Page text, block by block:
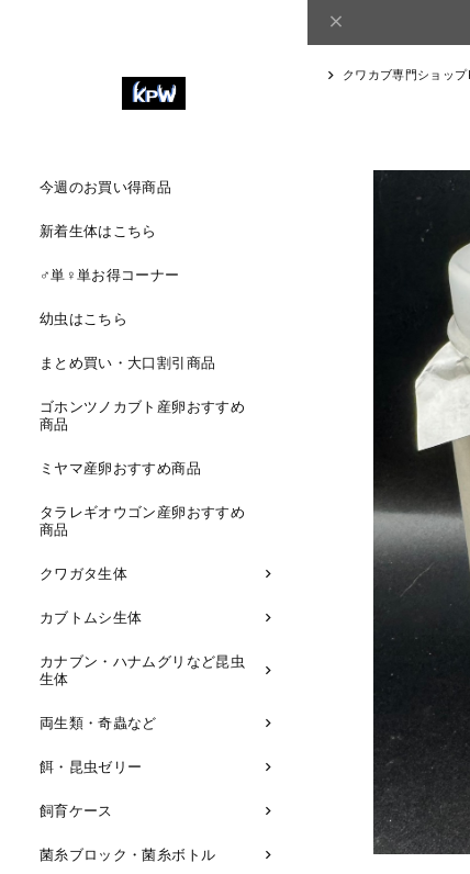
今週のお買い得商品
新着生体はこちら
♂単♀単お得コーナー
幼虫はこちら
まとめ買い・大口割引商品
ゴホンツノカブト産卵おすすめ
商品
ミヤマ産卵おすすめ商品
タラレギオウゴン産卵おすすめ
商品
クワガタ生体
カブトムシ生体
カナブン・ハナムグリなど昆虫
生体
両生類・奇蟲など
餌・昆虫ゼリー
飼育ケース
菌糸ブロック・菌糸ボトル
クワカブ専門ショップ